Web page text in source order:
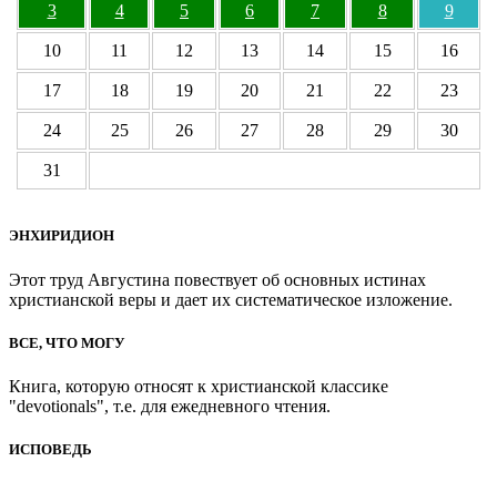
3 4 5 6 7 8 9
10 11 12 13 14 15 16
17 18 19 20 21 22 23
24 25 26 27 28 29 30
31
ЭНХИРИДИОН
Этот труд Августина повествует об основных истинах
христианской веры и дает их систематическое изложение.
ВСЕ, ЧТО МОГУ
Книга, которую относят к христианской классике
"devotionals", т.е. для ежедневного чтения.
ИСПОВЕДЬ